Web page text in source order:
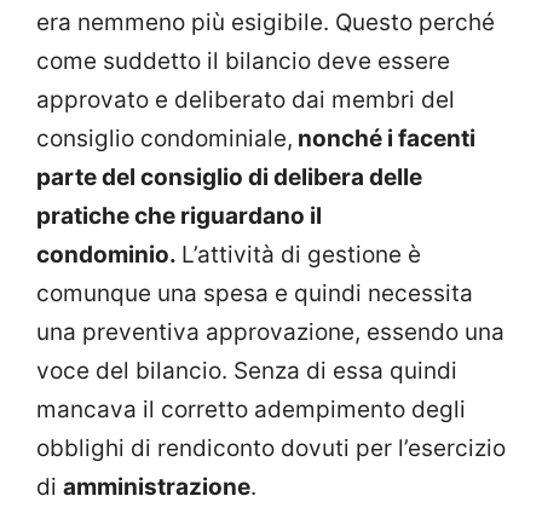
era nemmeno più esigibile. Questo perché
come suddetto il bilancio deve essere
approvato e deliberato dai membri del
consiglio condominiale, nonché i facenti
parte del consiglio di delibera delle
pratiche che riguardano il
condominio. L’attività di gestione è
comunque una spesa e quindi necessita
una preventiva approvazione, essendo una
voce del bilancio. Senza di essa quindi
mancava il corretto adempimento degli
obblighi di rendiconto dovuti per l’esercizio
di amministrazione.